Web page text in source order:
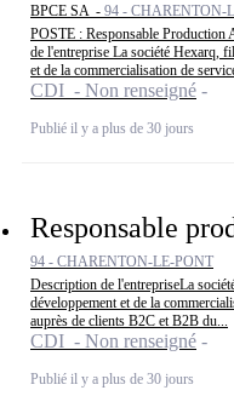
BPCE SA - 94 - CHARENTON-
POSTE : Responsable
de l'entreprise La société Hexarq,
et de la commercialisation de
CDI - Non renseigné
Publié il y a plus de 30 jours
Responsable
94 - CHARENTON-LE-PONT
Description de l'entrepriseLa
développement et de la
auprès de clients B2C et B2B du...
CDI - Non renseigné
Publié il y a plus de 30 jours